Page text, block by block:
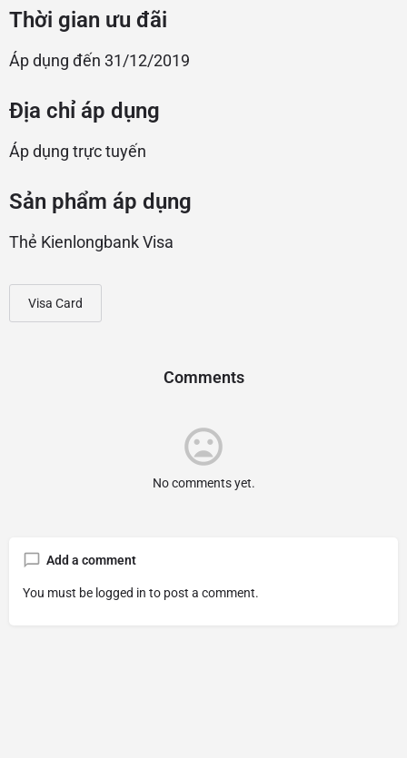
Thời gian ưu đãi
Áp dụng đến 31/12/2019
Địa chỉ áp dụng
Áp dụng trực tuyến
Sản phẩm áp dụng
Thẻ Kienlongbank Visa
Visa Card
Comments
No comments yet.
Add a comment
You must be logged in to post a comment.